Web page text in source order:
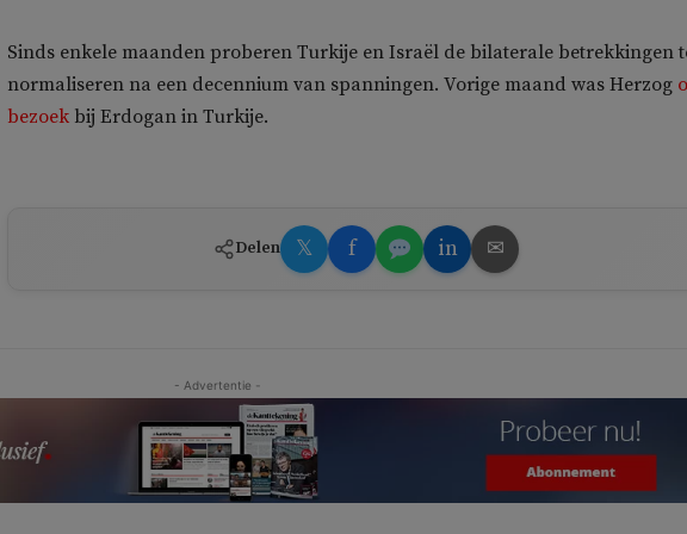
Sinds enkele maanden proberen Turkije en Israël de bilaterale betrekkingen
normaliseren na een decennium van spanningen. Vorige maand was Herzog
bezoek bij Erdogan in Turkije.
Delen 𝕏 f in ✉
- Advertentie -